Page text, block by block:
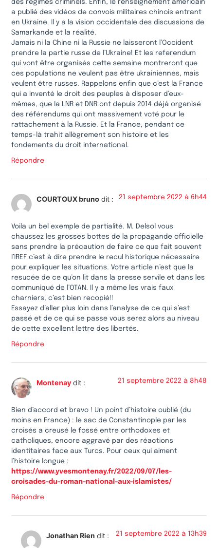
des régimes criminels. Enfin, le renseignement américain
a publié des vidéos de convois militaires chinois entrant
en Ukraine. Il y a la vision occidentale des discussions de
Samarkande et la réalité.
Jamais ni la Chine ni la Russie ne laisseront l’Occident
prendre la partie russe de l’Ukraine! Et les referendum
qui vont être organisés cette semaine montreront que
ces populations ne veulent pas être ukrainiennes, mais
veulent être russes. Rappelons enfin que c’est la France
qui a inventé le droit des peuples à disposer d’eux-
mêmes, que la LNR et DNR ont depuis 2014 déjà organisé
des référendums qui ont massivement voté pour le
rattachement à la Russie. Et la France, pendant ce
temps-là trahit allègrement son histoire et les
fondements du droit international.
Répondre
COURTOUX bruno dit : 21 septembre 2022 à 6h44
Voila un bel exemple de partialité. M. Delsol vous
chaussez les grosses bottes de la propagande officielle
sans prendre la précaution de faire ce que fait souvent
l’IREF c’est à dire prendre le recul historique nécessaire
pour expliquer les situations. Votre article n’est que la
resucée de ce qu’on lit dans la presse servile et dans les
communiqué de l’OTAN. Il y a même les vrais faux
charniers, c’est bien recopié!!
Essayez d’aller plus loin dans l’analyse de ce qui s’est
passé et de ce qui se passe vous serez alors au niveau
de cette excellent lettre des libertés.
Répondre
Montenay dit : 21 septembre 2022 à 8h48
Bien d’accord et bravo ! Un point d’histoire oublié (du
moins en France) : le sac de Constantinople par les
croisés a creusé le fossé entre orthodoxes et
catholiques, encore aggravé par des réactions
identitaires face aux Turcs. Pour ceux qui aiment
l’histoire longue :
https://www.yvesmontenay.fr/2022/09/07/les-
croisades-du-roman-national-aux-islamistes/
Répondre
Jonathan Rien dit : 21 septembre 2022 à 13h39